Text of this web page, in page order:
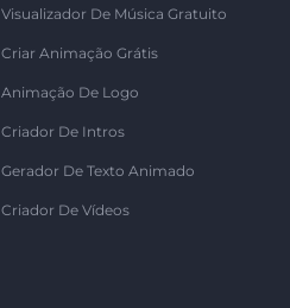
Visualizador De Música Gratuito
Criar Animação Grátis
Animação De Logo
Criador De Intros
Gerador De Texto Animado
Criador De Vídeos